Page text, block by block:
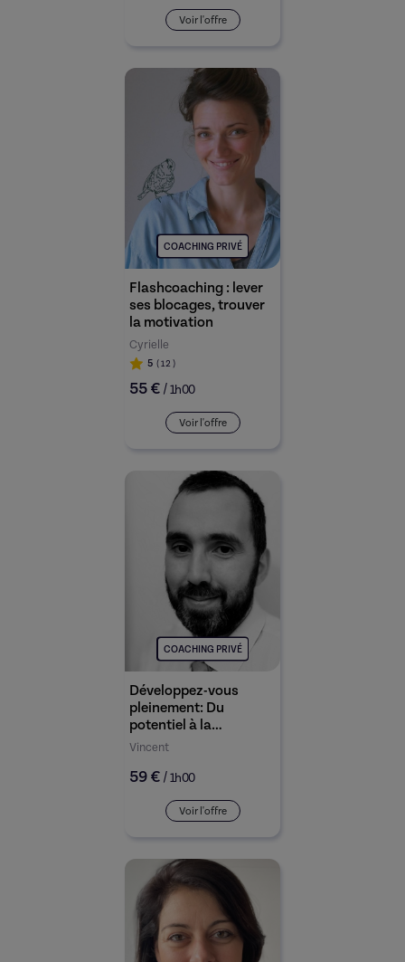
Voir l'offre
COACHING PRIVÉ
Flashcoaching : lever
ses blocages, trouver
la motivation
Cyrielle
5 ( 12 )
55 € /1h00
Voir l'offre
COACHING PRIVÉ
Développez-vous
pleinement: Du
potentiel à la
réalisation personnelle
Vincent
59 € /1h00
Voir l'offre